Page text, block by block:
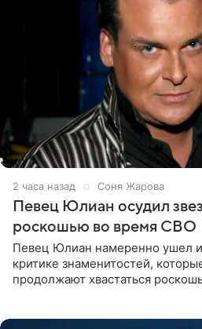
2 часа назад Соня Жарова
Певец Юлиан осудил
роскошью во время СВО
Певец Юлиан намеренно ушел
критике знаменитостей,
продолжают хвастаться